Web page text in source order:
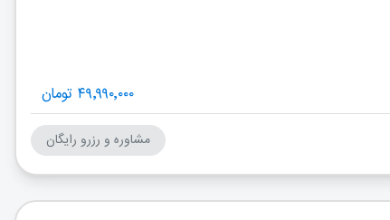
۴۹٬۹۹۰٬۰۰۰ تومان
مشاوره و رزرو رایگان